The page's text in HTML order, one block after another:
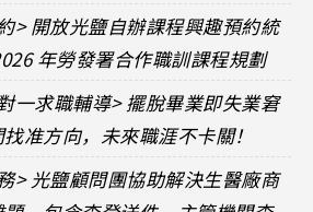
> 開放光鹽自辦課程興趣預約統
年勞發署合作職訓課程規劃
一求職輔導> 擺脫畢業即失業窘
准方向，未來職涯不卡關！
> 光鹽顧問團協助解決生醫廠商